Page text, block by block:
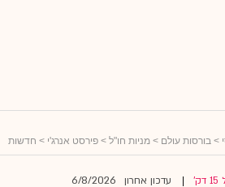
> בורסות עולם > מניות חו"ל > פירסט אנרג'י > חדשות
עדכון אחרון 6/8/2026